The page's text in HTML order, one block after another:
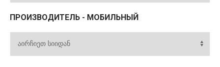
ПРОИЗВОДИТЕЛЬ - МОБИЛЬНЫЙ